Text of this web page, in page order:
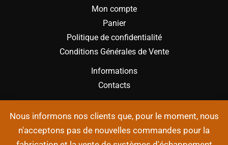
Nous informons nos clients que, pour le moment, nous
n'acceptons pas de nouvelles commandes pour la
Mon compte
Panier
Politique de confidentialité
Conditions Générales de Vente
Informations
Contacts